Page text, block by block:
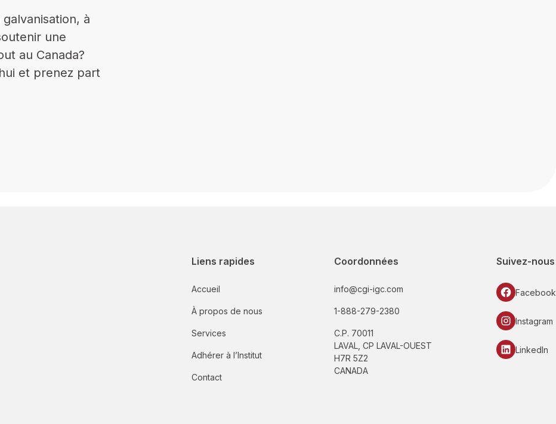
à
une
au Canada?
et prenez part
Liens rapides
Accueil
À propos de nous
Services
Adhérer à l’Institut
Contact
Coordonnées
info@cgi-igc.com
1-888-279-2380
C.P. 70011
LAVAL, CP LAVAL-OUEST
H7R 5Z2
CANADA
Suivez-nous
Facebook
Instagram
LinkedIn